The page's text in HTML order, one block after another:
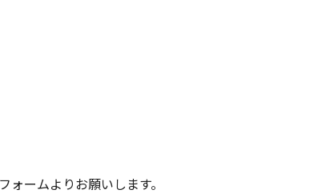
ームよりお願いします。